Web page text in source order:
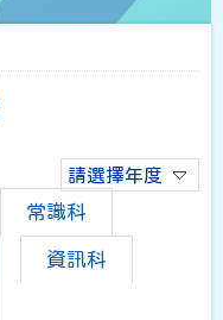
請選擇年度
常識科
資訊科